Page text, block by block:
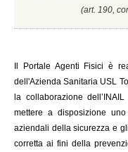
(art. 190,
Portale Agenti Fisici è
dell'Azienda Sanitaria USL
la collaborazione
mettere a disposizione
aziendali della sicurezza e
corretta ai fini della